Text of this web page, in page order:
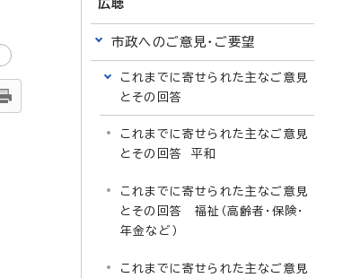
広聴
市政へのご意見・ご要望
これまでに寄せられた主なご意見
とその回答
これまでに寄せられた主なご意見
とその回答 平和
これまでに寄せられた主なご意見
とその回答 福祉（高齢者・保険・
年金など）
これまでに寄せられた主なご意見